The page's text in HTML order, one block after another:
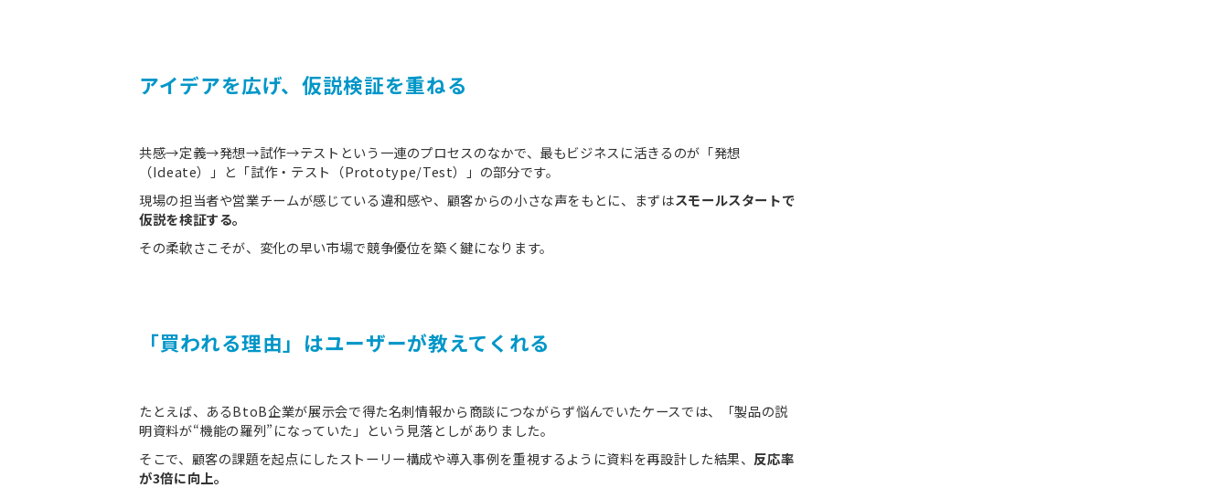
アイデアを広げ、仮説検証を重ねる
共感→定義→発想→試作→テストという一連のプロセスのなかで、最もビジネスに活きるのが「発想
（Ideate）」と「試作・テスト（Prototype/Test）」の部分です。
現場の担当者や営業チームが感じている違和感や、顧客からの小さな声をもとに、まずはスモールスタートで
仮説を検証する。
その柔軟さこそが、変化の早い市場で競争優位を築く鍵になります。
「買われる理由」はユーザーが教えてくれる
たとえば、あるBtoB企業が展示会で得た名刺情報から商談につながらず悩んでいたケースでは、「製品の説
明資料が“機能の羅列”になっていた」という見落としがありました。
そこで、顧客の課題を起点にしたストーリー構成や導入事例を重視するように資料を再設計した結果、 反応率
が3倍に向上。